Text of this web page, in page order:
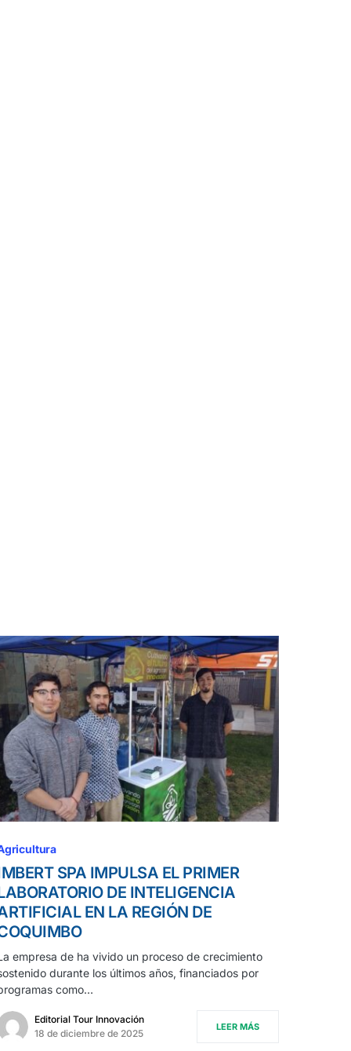
SPA IMPULSA EL PRIMER
DE INTELIGENCIA
EN LA REGIÓN DE
empresa de ha vivido un proceso de crecimiento
durante los últimos años, financiados por
como…
Editorial Tour Innovación
18 de diciembre de 2025
LEER MÁS